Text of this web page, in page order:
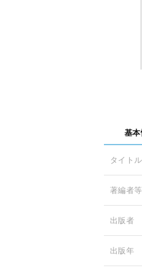
基
タイトル
著編者
出版者
出版年